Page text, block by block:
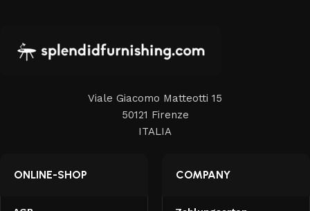
Viale Giacomo Matteotti 15
50121 Firenze
ITALIA
ONLINE-SHOP COMPANY